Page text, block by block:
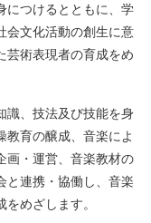
につけるとともに、学
会文化活動の創生に意
芸術表現者の育成をめ
識、技法及び技能を身
教育の醸成、音楽によ
画・運営、音楽教材の
と連携・協働し、音楽
めざします。